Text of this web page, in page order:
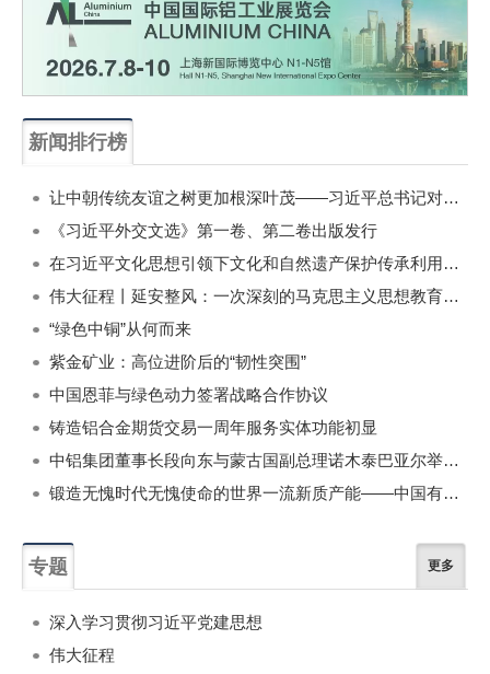
新闻排行榜
让中朝传统友谊之树更加根深叶茂——习近平总书记对朝鲜进行国事访问纪实
《习近平外交文选》第一卷、第二卷出版发行
在习近平文化思想引领下文化和自然遗产保护传承利用工作开创新局面
伟大征程丨延安整风：一次深刻的马克思主义思想教育运动
“绿色中铜”从何而来
紫金矿业：高位进阶后的“韧性突围”
中国恩菲与绿色动力签署战略合作协议
铸造铝合金期货交易一周年服务实体功能初显
中铝集团董事长段向东与蒙古国副总理诺木泰巴亚尔举行会谈
锻造无愧时代无愧使命的世界一流新质产能——中国有色金属工业的战略应对与破局之道（二）
专题 更多
深入学习贯彻习近平党建思想
伟大征程